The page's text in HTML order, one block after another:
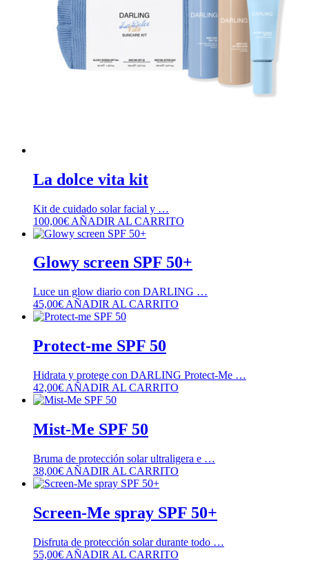
La dolce vita kit
Kit de cuidado solar facial y …
100,00€ AÑADIR AL CARRITO
Glowy screen SPF 50+
Luce un glow diario con DARLING …
45,00€ AÑADIR AL CARRITO
Protect-me SPF 50
Hidrata y protege con DARLING Protect-Me …
42,00€ AÑADIR AL CARRITO
Mist-Me SPF 50
Bruma de protección solar ultraligera e …
38,00€ AÑADIR AL CARRITO
Screen-Me spray SPF 50+
Disfruta de protección solar durante todo …
55,00€ AÑADIR AL CARRITO